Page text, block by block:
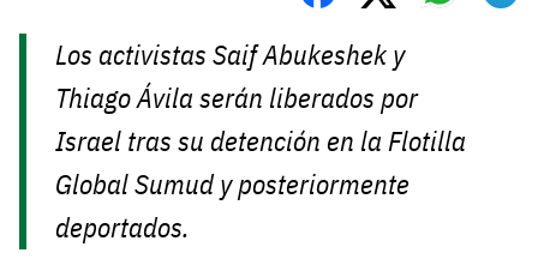
Los activistas Saif Abukeshek y
Thiago Ávila serán liberados por
Israel tras su detención en la Flotilla
Global Sumud y posteriormente
deportados.